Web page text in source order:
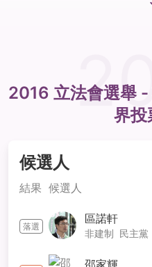
2016 立法會選舉 -
界投
候選人
結果 候選人
落選
區諾軒
非建制 民主黨
邵家輝